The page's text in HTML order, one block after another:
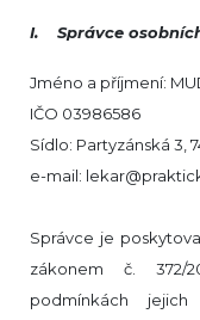
I. Správce
Jméno a příjmení:
IČO 03986586
Sídlo: Partyzánská 3,
e-mail:
Správce je
zákonem č. 372/
podmínkách